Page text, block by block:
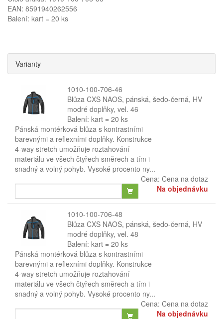
EAN: 8591940262556
Balení: kart = 20 ks
Varianty
1010-100-706-46
Blůza CXS NAOS, pánská, šedo-černá, HV
modré doplňky, vel. 46
Balení: kart = 20 ks
Pánská montérková blůza s kontrastními
barevnými a reflexními doplňky. Konstrukce
4-way stretch umožňuje roztahování
materiálu ve všech čtyřech směrech a tím i
snadný a volný pohyb. Vysoké procento ny...
Cena: Cena na dotaz
Na objednávku
1010-100-706-48
Blůza CXS NAOS, pánská, šedo-černá, HV
modré doplňky, vel. 48
Balení: kart = 20 ks
Pánská montérková blůza s kontrastními
barevnými a reflexními doplňky. Konstrukce
4-way stretch umožňuje roztahování
materiálu ve všech čtyřech směrech a tím i
snadný a volný pohyb. Vysoké procento ny...
Cena: Cena na dotaz
Na objednávku